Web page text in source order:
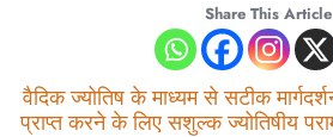
Share This Article
वैदिक ज्योतिष के माध्यम से सटीक
प्राप्त करने के लिए सशुल्क ज्योतिषीय